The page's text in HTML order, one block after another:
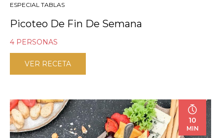
ESPECIAL TABLAS
Picoteo De Fin De Semana
4 PERSONAS
VER RECETA
10
MIN